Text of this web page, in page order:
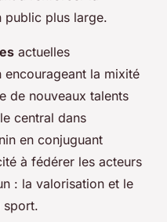
public plus large.
actuelles
encourageant la mixité
de nouveaux talents
central dans
en conjuguant
à fédérer les acteurs
: la valorisation et le
sport.